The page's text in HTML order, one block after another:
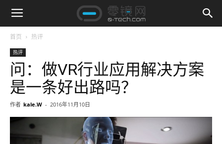
首页 热评
热评
问：做VR行业应用解决方案
是一条好出路吗？
作者 kale.W - 2016年11月10日